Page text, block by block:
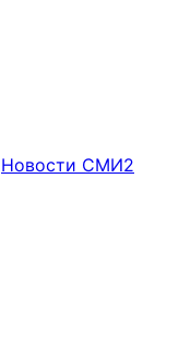
Новости СМИ2